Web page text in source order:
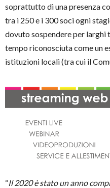
soprattutto di una presenza
tra i 250 e i 300 soci ogni
dovuto sospendere per
tempo riconosciuta come un
istituzioni locali (tra cui il
“Il 2020 è stato un anno